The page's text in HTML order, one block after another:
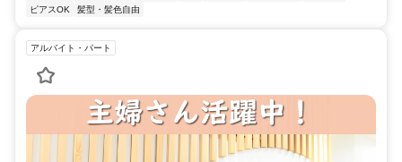
ピアスOK 髪型・髪色自由
アルバイト・パート